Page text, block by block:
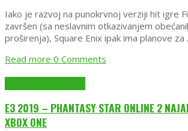
Iako je razvoj na punokrvnoj verziji hit igre
završen (sa neslavnim otkazivanjem
proširenja), Square Enix ipak ima planove za
Read more 0 Comments
E3 2019 – PHANTASY STAR ONLINE 2
XBOX ONE